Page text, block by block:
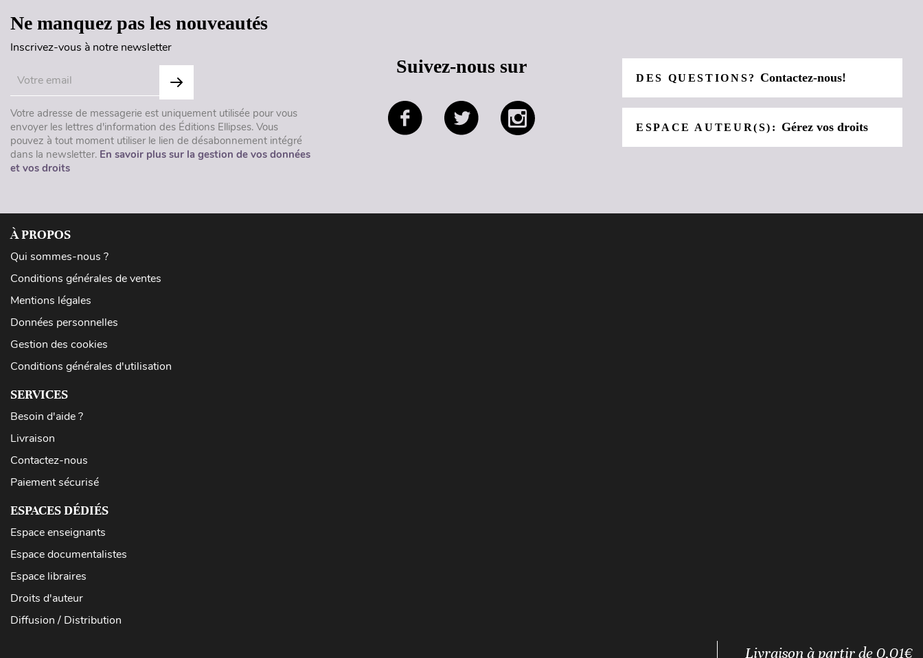
Ne manquez pas les nouveautés
Inscrivez-vous à notre newsletter
Votre adresse de messagerie est uniquement utilisée pour vous
envoyer les lettres d'information des Éditions Ellipses. Vous
pouvez à tout moment utiliser le lien de désabonnement intégré
dans la newsletter. En savoir plus sur la gestion de vos données
et vos droits
Suivez-nous sur
DES QUESTIONS?Contactez-nous!
ESPACE AUTEUR(S): Gérez vos droits
À PROPOS
Qui sommes-nous ?
Conditions générales de ventes
Mentions légales
Données personnelles
Gestion des cookies
Conditions générales d'utilisation
SERVICES
Besoin d'aide ?
Livraison
Contactez-nous
Paiement sécurisé
ESPACES DÉDIÉS
Espace enseignants
Espace documentalistes
Espace libraires
Droits d'auteur
Diffusion / Distribution
Livraison à partir de 0,01€